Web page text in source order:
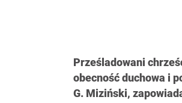
Prześladowani
obecność duchowa i
G. Miziński,